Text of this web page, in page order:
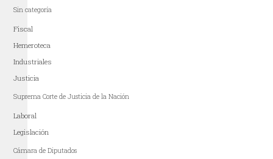
Sin categoría
Fiscal
Hemeroteca
Industriales
Justicia
Suprema Corte de Justicia de la Nación
Laboral
Legislación
Cámara de Diputados